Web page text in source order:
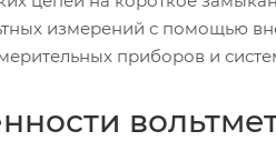
измерений с помощью
приборов и